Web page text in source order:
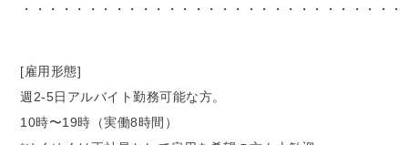
・・・・・・・・・・・・・・・・・・・・・・・・・・・・・
[雇用形態]
週2-5日アルバイト勤務可能な方。
10時〜19時（実働8時間）